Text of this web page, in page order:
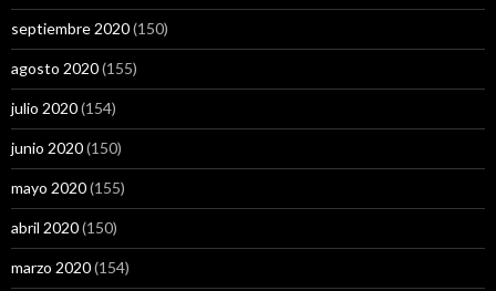
septiembre 2020(150)
agosto 2020(155)
julio 2020(154)
junio 2020(150)
mayo 2020(155)
abril 2020(150)
marzo 2020(154)